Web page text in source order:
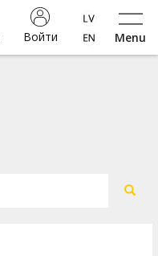
Menu
Войти